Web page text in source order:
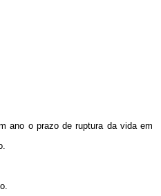
ano o prazo de ruptura da vida em